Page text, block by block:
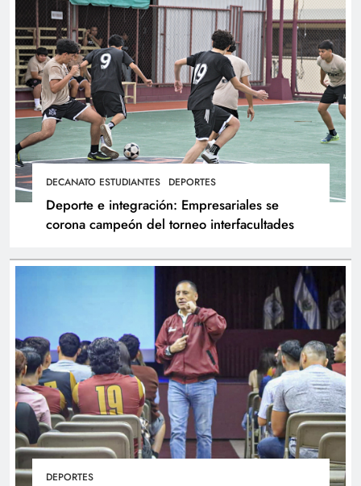
DECANATO ESTUDIANTES DEPORTES
Deporte e integración: Empresariales se
corona campeón del torneo interfacultades
DEPORTES